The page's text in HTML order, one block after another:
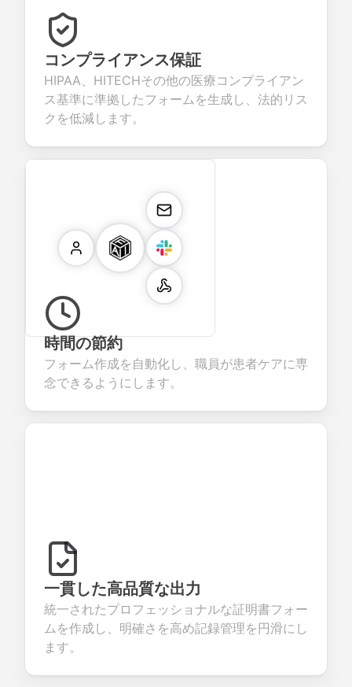
コンプライアンス保証
HIPAA、HITECHその他の医療コンプライアン
ス基準に準拠したフォームを生成し、法的リス
クを低減します。
時間の節約
フォーム作成を自動化し、職員が患者ケアに専
念できるようにします。
一貫した高品質な出力
統一されたプロフェッショナルな証明書フォー
ムを作成し、明確さを高め記録管理を円滑にし
ます。